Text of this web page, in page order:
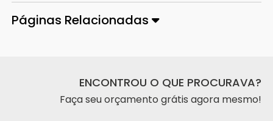
Páginas Relacionadas
ENCONTROU O QUE PROCURAVA?
Faça seu orçamento grátis agora mesmo!